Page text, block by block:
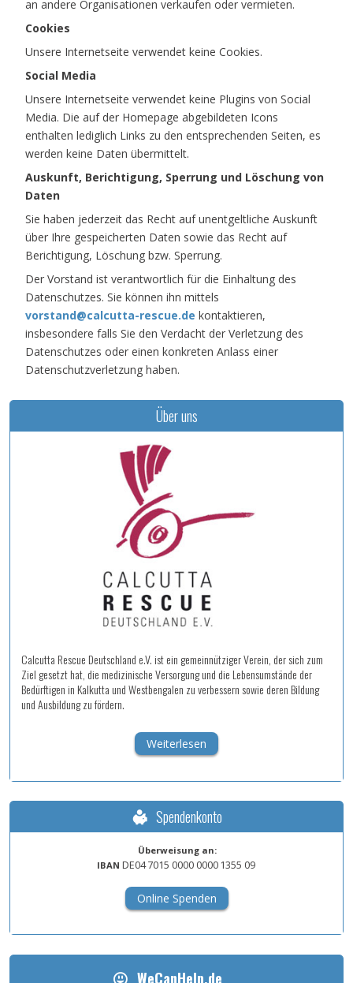
an andere Organisationen verkaufen oder vermieten.
Cookies
Unsere Internetseite verwendet keine Cookies.
Social Media
Unsere Internetseite verwendet keine Plugins von Social
Media. Die auf der Homepage abgebildeten Icons
enthalten lediglich Links zu den entsprechenden Seiten, es
werden keine Daten übermittelt.
Auskunft, Berichtigung, Sperrung und Löschung von
Daten
Sie haben jederzeit das Recht auf unentgeltliche Auskunft
über Ihre gespeicherten Daten sowie das Recht auf
Berichtigung, Löschung bzw. Sperrung.
Der Vorstand ist verantwortlich für die Einhaltung des
Datenschutzes. Sie können ihn mittels
vorstand@calcutta-rescue.de kontaktieren,
insbesondere falls Sie den Verdacht der Verletzung des
Datenschutzes oder einen konkreten Anlass einer
Datenschutzverletzung haben.
Über uns
Calcutta Rescue Deutschland e.V. ist ein gemeinnütziger Verein, der sich zum
Ziel gesetzt hat, die medizinische Versorgung und die Lebensumstände der
Bedürftigen in Kalkutta und Westbengalen zu verbessern sowie deren Bildung
und Ausbildung zu fördern.
Weiterlesen
Spendenkonto
Überweisung an:
IBAN DE047015 0000 0000 1355 09
Online Spenden
WeCanHelp.de